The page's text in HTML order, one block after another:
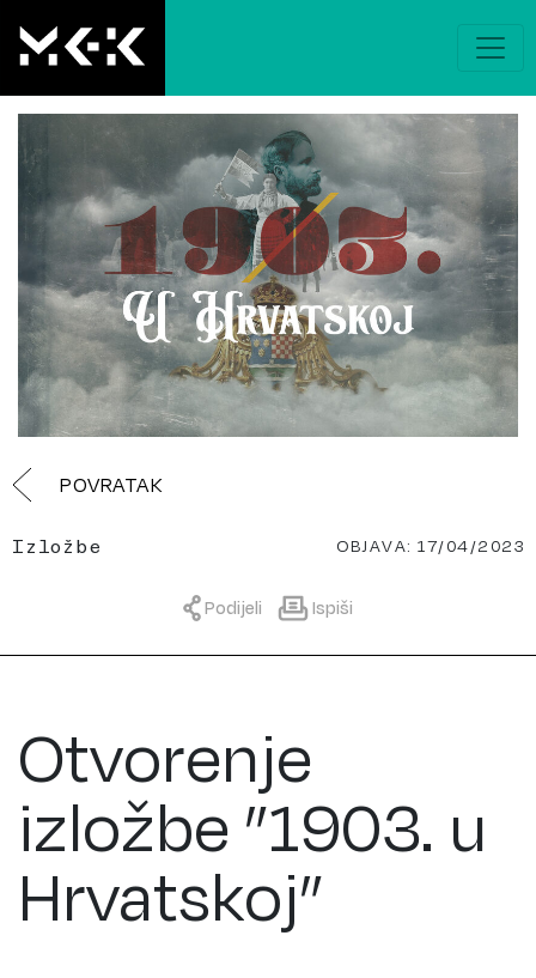
POVRATAK
Izložbe OBJAVA: 17/04/2023
Podijeli Ispiši
Otvorenje
izložbe ”1903. u
Hrvatskoj”